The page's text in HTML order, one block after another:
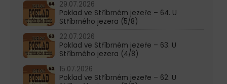
29.07.2026
Poklad ve Stříbrném jezeře – 64. U
Stříbrného jezera (5/8)
22.07.2026
Poklad ve Stříbrném jezeře – 63. U
Stříbrného jezera (4/8)
15.07.2026
Poklad ve Stříbrném jezeře – 62. U